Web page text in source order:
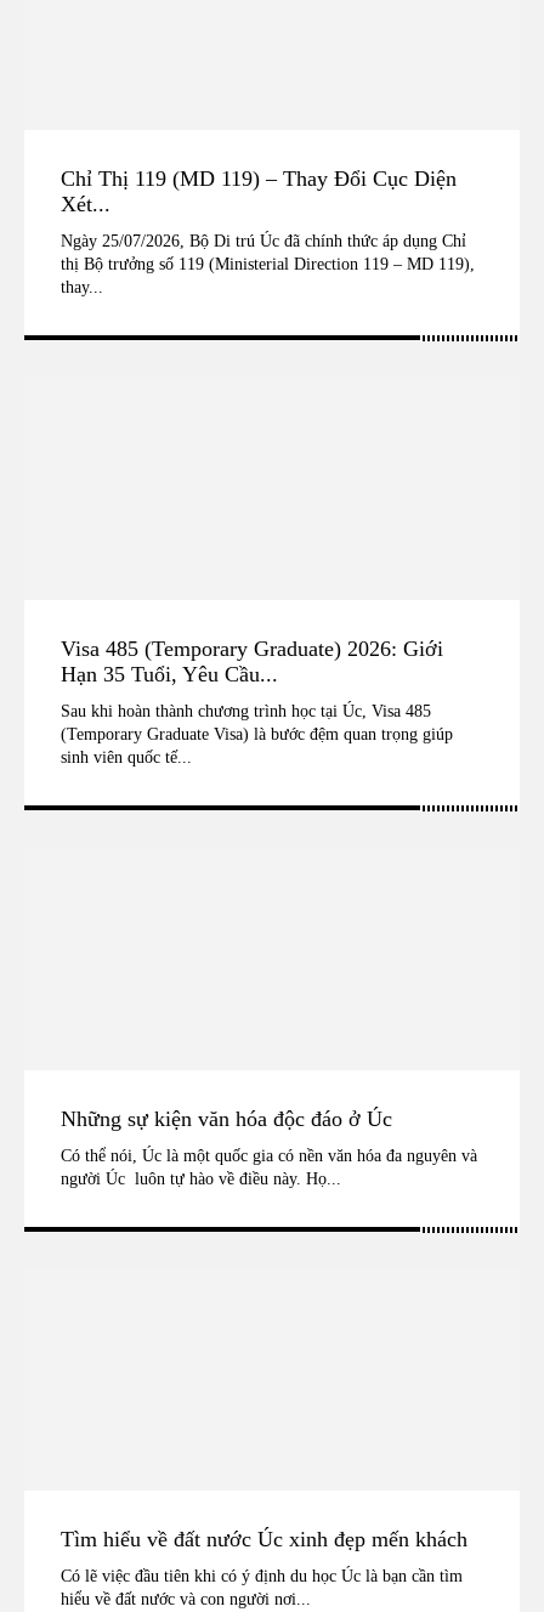
Chỉ Thị 119 (MD 119) – Thay Đổi Cục Diện
Xét...
Ngày 25/07/2026, Bộ Di trú Úc đã chính thức áp dụng Chỉ
thị Bộ trưởng số 119 (Ministerial Direction 119 – MD 119),
thay...
Visa 485 (Temporary Graduate) 2026: Giới
Hạn 35 Tuổi, Yêu Cầu...
Sau khi hoàn thành chương trình học tại Úc, Visa 485
(Temporary Graduate Visa) là bước đệm quan trọng giúp
sinh viên quốc tế...
Những sự kiện văn hóa độc đáo ở Úc
Có thể nói, Úc là một quốc gia có nền văn hóa đa nguyên và
người Úc luôn tự hào về điều này. Họ...
Tìm hiểu về đất nước Úc xinh đẹp mến khách
Có lẽ việc đầu tiên khi có ý định du học Úc là bạn cần tìm
hiểu về đất nước và con người nơi...